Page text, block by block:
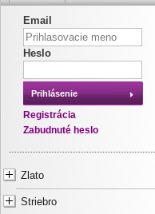
Email
Heslo
Prihlásenie
Registrácia
Zabudnuté heslo
Zlato
Striebro